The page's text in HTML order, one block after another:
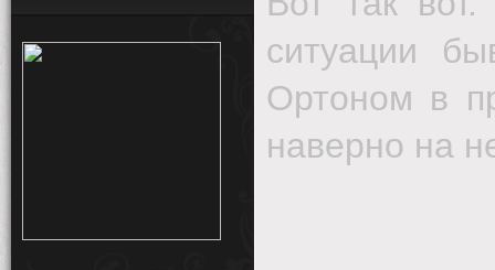
ситуации
Ортоном в
наверно на